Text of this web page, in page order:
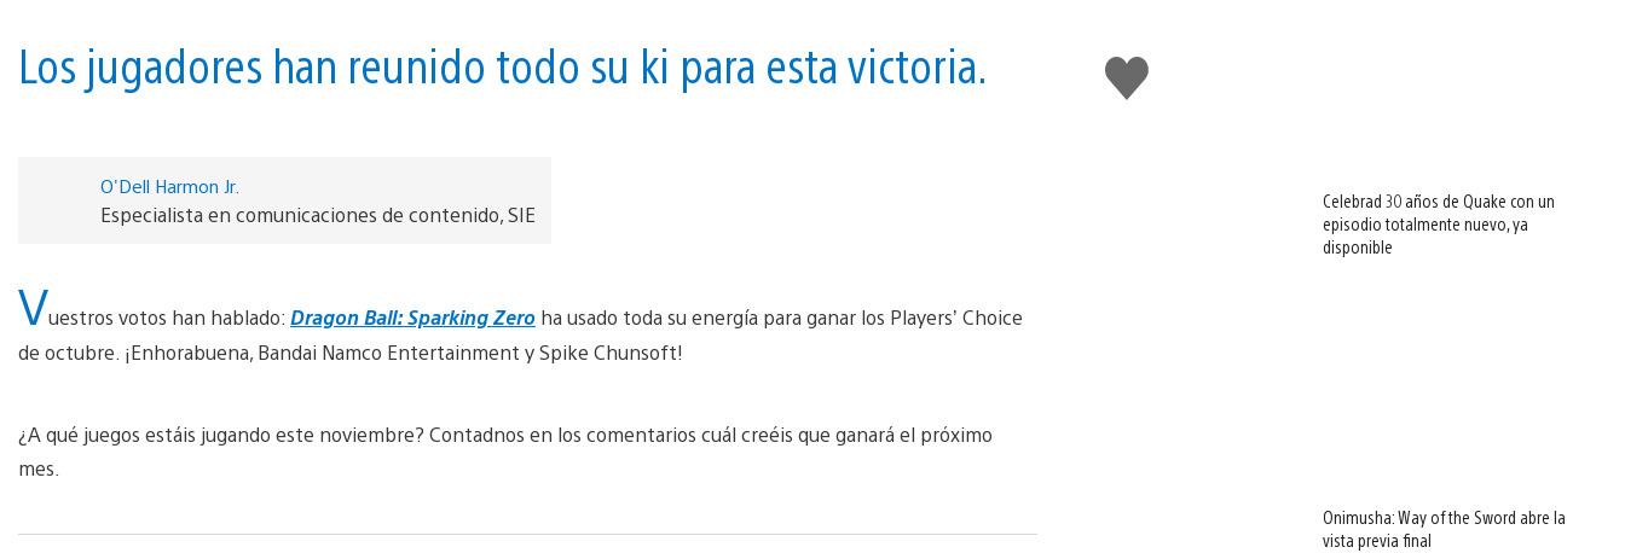
Me
gusta
esto
Los jugadores han reunido todo su ki para esta victoria.
O'Dell Harmon Jr.
Especialista en comunicaciones de contenido, SIE
Vuestros votos han hablado: Dragon Ball: Sparking Zero ha usado toda su energía para ganar los Players’ Choice
de octubre. ¡Enhorabuena, Bandai Namco Entertainment y Spike Chunsoft!
¿A qué juegos estáis jugando este noviembre? Contadnos en los comentarios cuál creéis que ganará el próximo
mes.
Celebrad 30 años de Quake con un
episodio totalmente nuevo, ya
disponible
Onimusha: Way of the Sword abre la
vista previa final